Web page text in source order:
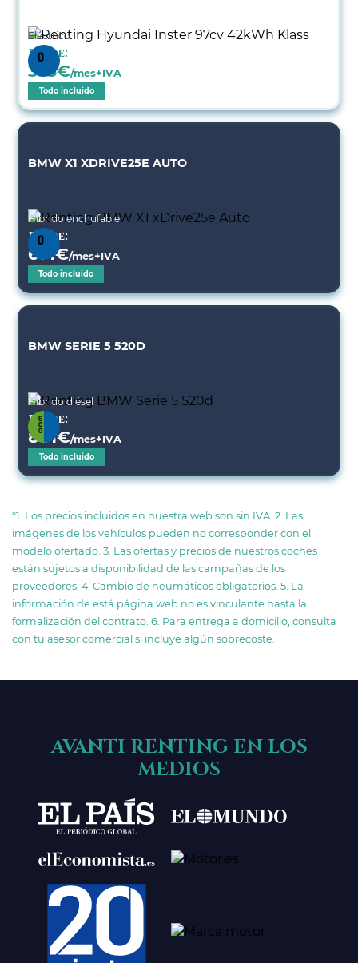
Eléctrico
Desde:
353€/mes+IVA
Todo incluido
BMW X1 XDRIVE25E AUTO
Híbrido enchufable
Desde:
671€/mes+IVA
Todo incluido
BMW SERIE 5 520D
Híbrido diésel
Desde:
801€/mes+IVA
Todo incluido
*1. Los precios incluidos en nuestra web son sin IVA. 2. Las
imágenes de los vehículos pueden no corresponder con el
modelo ofertado. 3. Las ofertas y precios de nuestros coches
están sujetos a disponibilidad de las campañas de los
proveedores. 4. Cambio de neumáticos obligatorios. 5. La
información de está página web no es vinculante hasta la
formalización del contrato. 6. Para entrega a domicilio, consulta
con tu asesor comercial si incluye algún sobrecoste.
AVANTI RENTING EN LOS
MEDIOS